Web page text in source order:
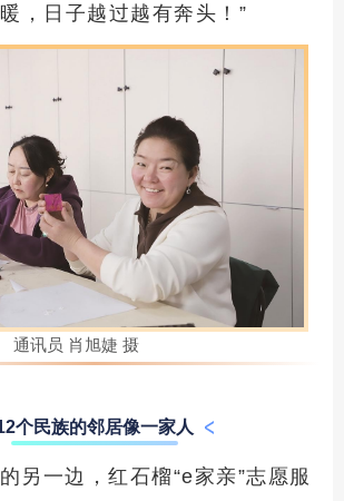
，日子越过越有奔头！”
通讯员 肖旭婕 摄
个民族的邻居像一家人
另一边，红石榴“e家亲”志愿服